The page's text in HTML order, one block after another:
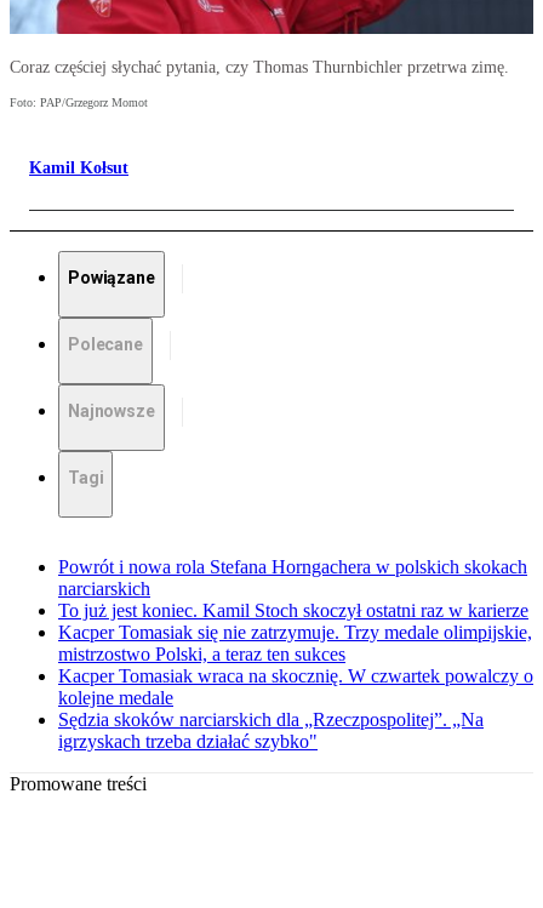
Coraz częściej słychać pytania, czy Thomas Thurnbichler przetrwa zimę.
Foto: PAP/Grzegorz Momot
Kamil Kołsut
Powiązane
Polecane
Najnowsze
Tagi
Powrót i nowa rola Stefana Horngachera w polskich skokach
narciarskich
To już jest koniec. Kamil Stoch skoczył ostatni raz w karierze
Kacper Tomasiak się nie zatrzymuje. Trzy medale olimpijskie,
mistrzostwo Polski, a teraz ten sukces
Kacper Tomasiak wraca na skocznię. W czwartek powalczy o
kolejne medale
Sędzia skoków narciarskich dla „Rzeczpospolitej”. „Na
igrzyskach trzeba działać szybko"
Promowane treści